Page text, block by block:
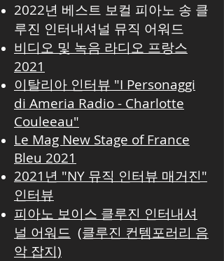
2022년 베스트 보컬 피아노 송 클
루진 인터내셔널 뮤직 어워드
비디오 및 녹음 라디오 프랑스
2021
이탈리아 인터뷰 "I Personaggi
di Ameria Radio - Charlotte
Couleeau"
Le Mag New Stage of France
Bleu 2021
2021년 "NY 뮤직 인터뷰 매거진"
인터뷰
피아노 보이스 클루진 인터내셔
널 어워드 (클루진 컨템포러리 음
악 잡지)